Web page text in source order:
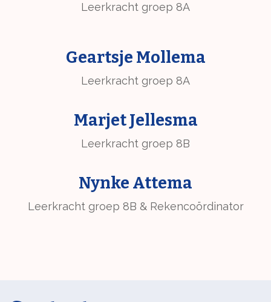
Leerkracht groep 8A
Geartsje Mollema
Leerkracht groep 8A
Marjet Jellesma
Leerkracht groep 8B
Nynke Attema
Leerkracht groep 8B & Rekencoördinator